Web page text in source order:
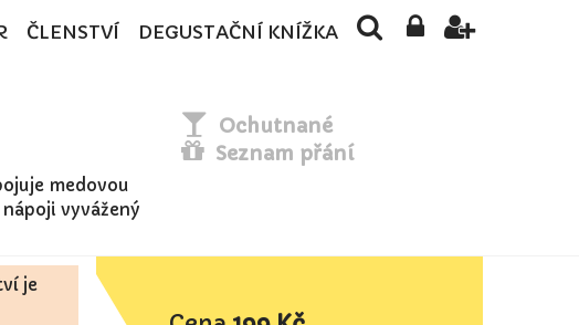
ČLENSTVÍ DEGUSTAČNÍ KNÍŽKA
medovou
vyvážený
Ochutnané
Seznam přání
je